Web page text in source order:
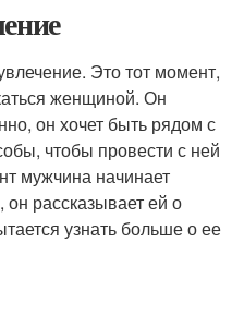
Это тот момент,
женщиной. Он
он хочет быть рядом с
чтобы провести с ней
мужчина начинает
рассказывает ей о
узнать больше о ее